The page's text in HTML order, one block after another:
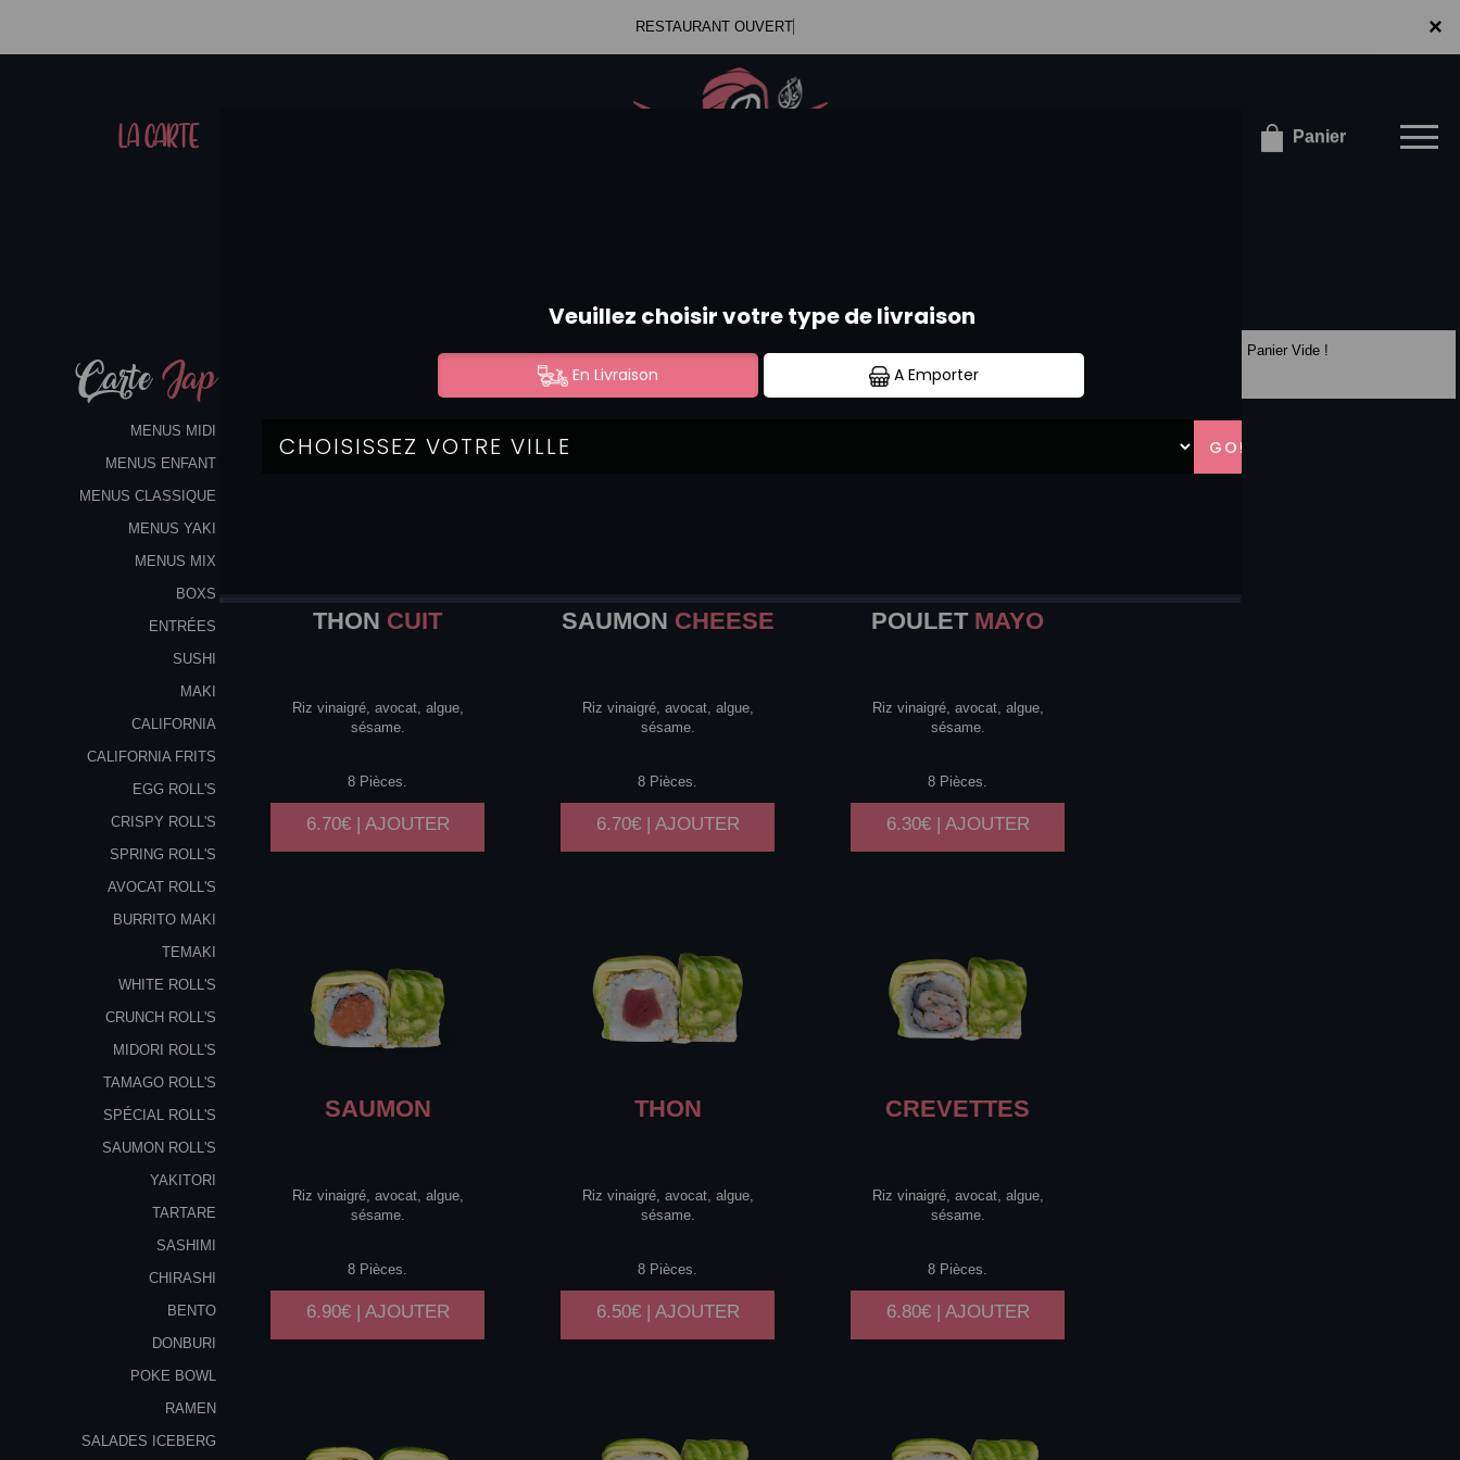
×
RESTAURANT OUVERT
LA CARTE Panier
×
CarteJap
MENUS MIDI
MENUS ENFANT
MENUS CLASSIQUE
MENUS YAKI
MENUS MIX
BOXS
ENTRÉES
SUSHI
MAKI
CALIFORNIA
CALIFORNIA FRITS
EGG ROLL'S
CRISPY ROLL'S
SPRING ROLL'S
AVOCAT ROLL'S
BURRITO MAKI
TEMAKI
WHITE ROLL'S
CRUNCH ROLL'S
MIDORI ROLL'S
TAMAGO ROLL'S
SPÉCIAL ROLL'S
SAUMON ROLL'S
YAKITORI
TARTARE
SASHIMI
CHIRASHI
BENTO
DONBURI
POKE BOWL
RAMEN
SALADES ICEBERG
AVOCAT ROLL'S
THON CUIT
Riz vinaigré, avocat, algue,
sésame.
8 Pièces.
6.70€ | AJOUTER
SAUMON CHEESE
Riz vinaigré, avocat, algue,
sésame.
8 Pièces.
6.70€ | AJOUTER
POULETMAYO
Riz vinaigré, avocat, algue,
sésame.
8 Pièces.
6.30€ | AJOUTER
SAUMON
Riz vinaigré, avocat, algue,
sésame.
8 Pièces.
6.90€ | AJOUTER
THON
Riz vinaigré, avocat, algue,
sésame.
8 Pièces.
6.50€ | AJOUTER
CREVETTES
Riz vinaigré, avocat, algue,
sésame.
8 Pièces.
6.80€ | AJOUTER
Panier Vide !